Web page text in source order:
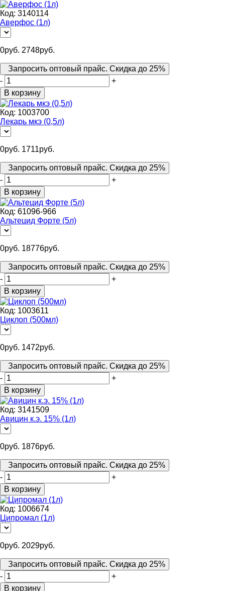
Код: 3140114
Аверфос (1л)
0руб. 2748руб.
Запросить оптовый прайс. Скидка до 25%
-
+
В корзину
Код: 1003700
Лекарь мкэ (0,5л)
0руб. 1711руб.
Запросить оптовый прайс. Скидка до 25%
-
+
В корзину
Код: 61096-966
Альтецид Форте (5л)
0руб. 18776руб.
Запросить оптовый прайс. Скидка до 25%
-
+
В корзину
Код: 1003611
Циклоп (500мл)
0руб. 1472руб.
Запросить оптовый прайс. Скидка до 25%
-
+
В корзину
Код: 3141509
Авицин к.э. 15% (1л)
0руб. 1876руб.
Запросить оптовый прайс. Скидка до 25%
-
+
В корзину
Код: 1006674
Ципромал (1л)
0руб. 2029руб.
Запросить оптовый прайс. Скидка до 25%
-
+
В корзину